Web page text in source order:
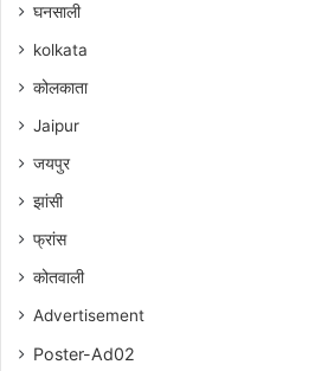
घनसाली
kolkata
कोलकाता
Jaipur
जयपुर
झांसी
फ्रांस
कोतवाली
Advertisement
Poster-Ad02